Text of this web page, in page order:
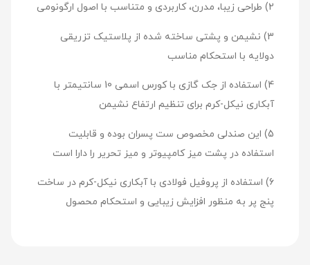
2) طراحی زیبا، مدرن، کاربردی و متناسب با اصول ارگونومی
3) نشیمن و پشتی ساخته شده از پلاستیک تزریقی
دولایه با استحکام مناسب
4) استفاده از جک گازی با کورس اسمی 10 سانتیمتر با
آبکاری نیکل-کرم برای تنظیم ارتفاع نشیمن
5) این صندلی مخصوص ست پسران بوده و قابلیت
استفاده در پشت میز کامپیوتر و میز تحریر را دارا است
6) استفاده از پروفیل فولادی با آبکاری نیکل-کرم در ساخت
پنج پر به منظور افزایش زیبایی و استحکام محصول